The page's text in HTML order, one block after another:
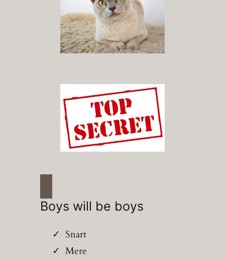
Boys will be boys
Snart
Mere